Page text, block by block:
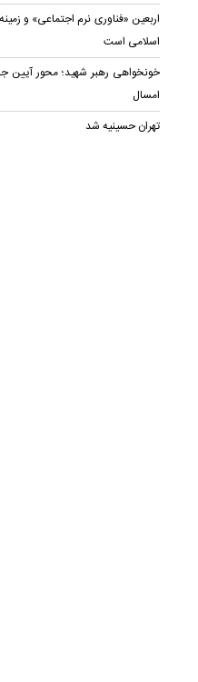
اربعین «فناوری نرم اجتماعی» و
اسلامی است
خونخواهی رهبر شهید؛ محور آیین
امسال
تهران حسینیه شد